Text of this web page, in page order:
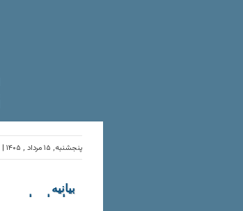
پنجشنبه, ۱۵ مرداد , ۱۴۰۵ |
بیانیه
سازمان‌های